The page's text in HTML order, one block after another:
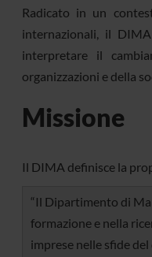
Radicato in un
internazionali, il
interpretare il
organizzazioni e della
Missione
Il DIMA definisce la
“Il Dipartimento di
formazione e nella
imprese nelle sfide del